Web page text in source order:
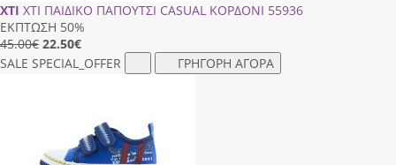
XTI XTI ΠΑΙΔΙΚΟ ΠΑΠΟΥΤΣΙ CASUAL ΚΟΡΔΟΝΙ 55936
ΕΚΠΤΩΣΗ 50%
45.00€ 22.50€
SALE SPECIAL_OFFER ΓΡΗΓΟΡΗ ΑΓΟΡΑ